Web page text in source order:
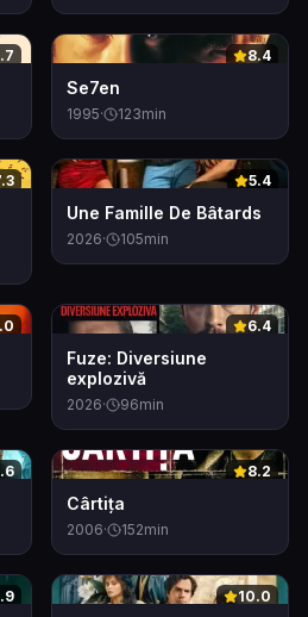
0 8.4
Se7en
1995· 123min
0 5.4
Une Famille De Bâtards
2026· 105min
0 6.4
Fuze: Diversiune
explozivă
2026· 96min
0 8.2
Cârtița
2006· 152min
0 10.0